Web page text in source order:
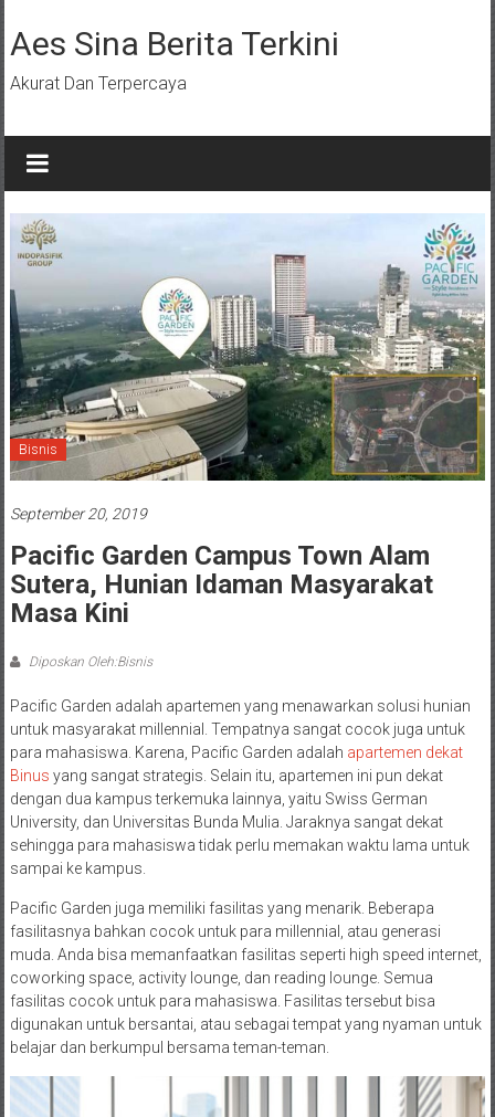
ke
konten
Aes Sina Berita Terkini
Akurat Dan Terpercaya
Bisnis
September 20, 2019
Pacific Garden Campus Town Alam
Sutera, Hunian Idaman Masyarakat
Masa Kini
Diposkan Oleh:Bisnis
Pacific Garden adalah apartemen yang menawarkan solusi hunian
untuk masyarakat millennial. Tempatnya sangat cocok juga untuk
para mahasiswa. Karena, Pacific Garden adalah apartemen dekat
Binus yang sangat strategis. Selain itu, apartemen ini pun dekat
dengan dua kampus terkemuka lainnya, yaitu Swiss German
University, dan Universitas Bunda Mulia. Jaraknya sangat dekat
sehingga para mahasiswa tidak perlu memakan waktu lama untuk
sampai ke kampus.
Pacific Garden juga memiliki fasilitas yang menarik. Beberapa
fasilitasnya bahkan cocok untuk para millennial, atau generasi
muda. Anda bisa memanfaatkan fasilitas seperti high speed internet,
coworking space, activity lounge, dan reading lounge. Semua
fasilitas cocok untuk para mahasiswa. Fasilitas tersebut bisa
digunakan untuk bersantai, atau sebagai tempat yang nyaman untuk
belajar dan berkumpul bersama teman-teman.